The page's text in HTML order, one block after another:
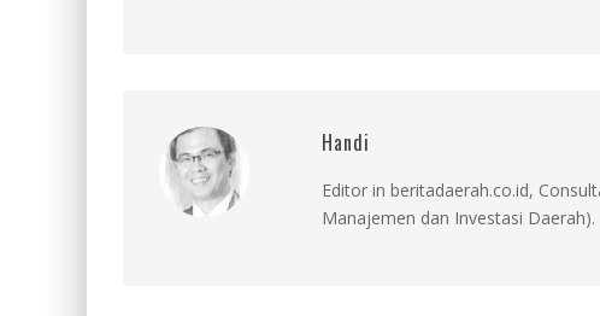
Handi
Editor in beritadaerah.co.id,
Manajemen dan Investasi Daerah).